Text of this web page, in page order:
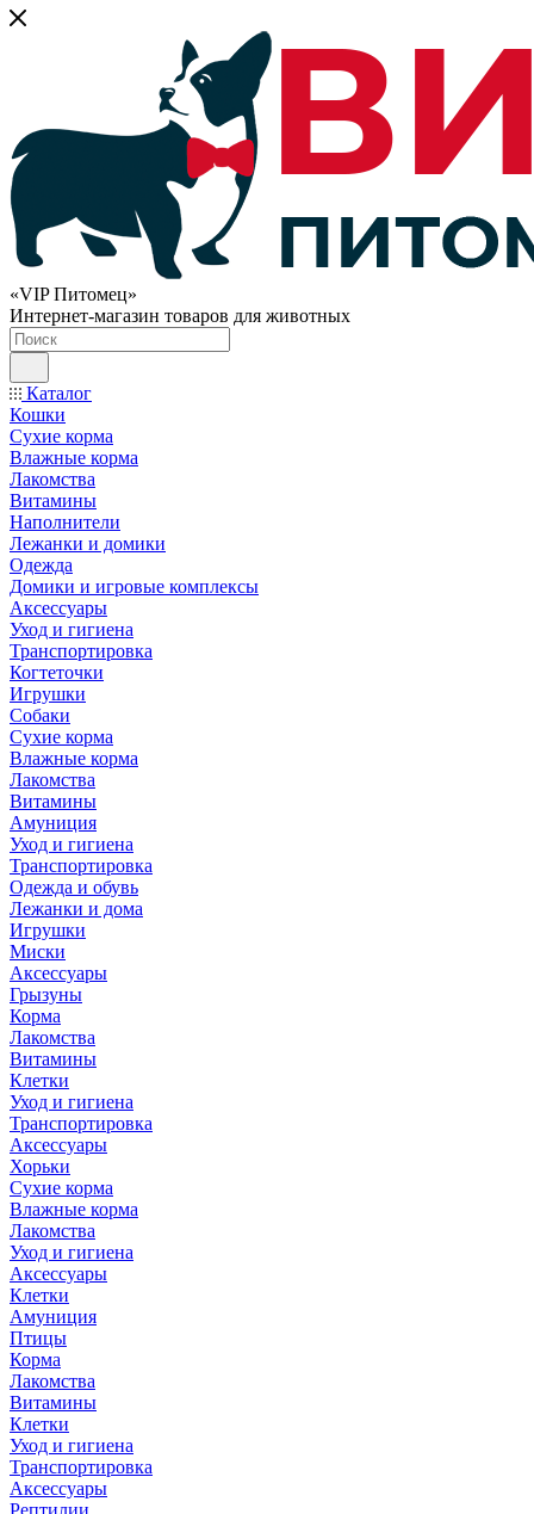
«VIP Питомец»
Интернет-магазин товаров для животных
Каталог
Кошки
Сухие корма
Влажные корма
Лакомства
Витамины
Наполнители
Лежанки и домики
Одежда
Домики и игровые комплексы
Аксессуары
Уход и гигиена
Транспортировка
Когтеточки
Игрушки
Собаки
Сухие корма
Влажные корма
Лакомства
Витамины
Амуниция
Уход и гигиена
Транспортировка
Одежда и обувь
Лежанки и дома
Игрушки
Миски
Аксессуары
Грызуны
Корма
Лакомства
Витамины
Клетки
Уход и гигиена
Транспортировка
Аксессуары
Хорьки
Сухие корма
Влажные корма
Лакомства
Уход и гигиена
Аксессуары
Клетки
Амуниция
Птицы
Корма
Лакомства
Витамины
Клетки
Уход и гигиена
Транспортировка
Аксессуары
Рептилии